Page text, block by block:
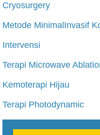
Cryosurgery
Metode MinimalInvasif
Intervensi
Terapi Microwave
Kemoterapi Hijau
Terapi Photodynamic